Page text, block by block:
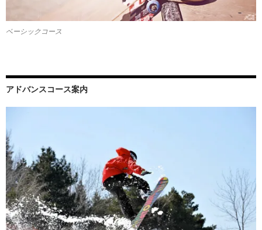
ベーシックコース
アドバンスコース案内